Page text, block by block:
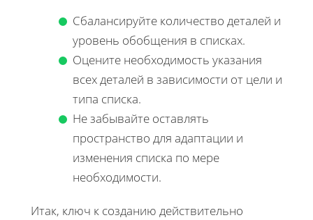
Сбалансируйте количество деталей и
уровень обобщения в списках.
Оцените необходимость указания
всех деталей в зависимости от цели и
типа списка.
Не забывайте оставлять
пространство для адаптации и
изменения списка по мере
необходимости.
Итак, ключ к созданию действительно